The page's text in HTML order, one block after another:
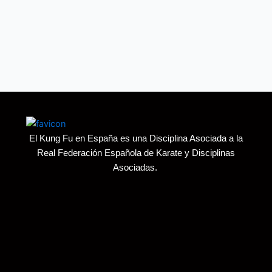
El Kung Fu en España es una Disciplina Asociada a la
Real Federación Española de Karate y Disciplinas
Asociadas.